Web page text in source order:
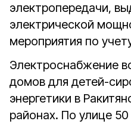
электропередачи,
электрической
мероприятия по
Электроснабжение
домов для детей-
энергетики в
районах. По улице